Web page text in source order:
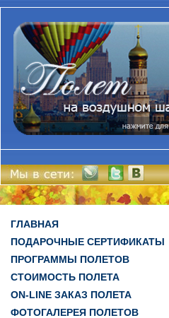
ГЛАВНАЯ
ПОДАРОЧНЫЕ СЕРТИФИКАТЫ
ПРОГРАММЫ ПОЛЕТОВ
СТОИМОСТЬ ПОЛЕТА
ON-LINE ЗАКАЗ ПОЛЕТА
ФОТОГАЛЕРЕЯ ПОЛЕТОВ